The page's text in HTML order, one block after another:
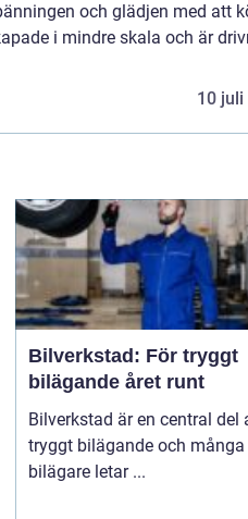
och glädjen med att
i mindre skala och är
10 juli
Bilverkstad: För tryggt
bilägande året runt
Bilverkstad är en central del
tryggt bilägande och många
bilägare letar ...